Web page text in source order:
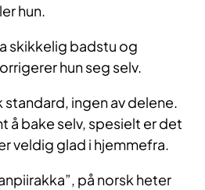
hun.
skikkelig badstu og
hun seg selv.
standard, ingen av delene.
å bake selv, spesielt er det
veldig glad i hjemmefra.
på norsk heter